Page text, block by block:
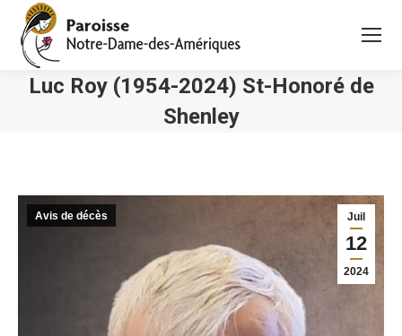
Luc Roy (1954-2024) St-Honoré de
Shenley
Juil
12
2024
Avis de décès